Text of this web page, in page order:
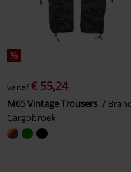
%
vanaf€ 55,24
M65 Vintage Trousers
Cargobroek